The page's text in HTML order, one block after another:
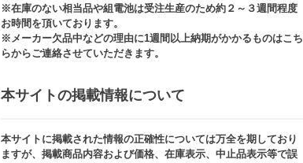
※在庫のない相当品や組電池は受注生産のため約２～３週間程度
お時間を頂いております。​
※メーカー欠品中などの理由に1週間以上納期がかかるものはこち
らからご連絡させていただきます。
本サイトの掲載情報について​
本サイトに掲載された情報の正確性については万全を期しており
ますが、掲載商品内容および価格、在庫表示、中止品表示等で誤